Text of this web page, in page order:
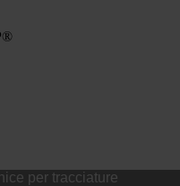
per tracciature